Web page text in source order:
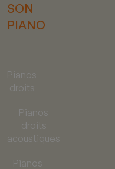
SON
PIANO
Pianos
droits
Pianos
droits
acoustiques
Pianos